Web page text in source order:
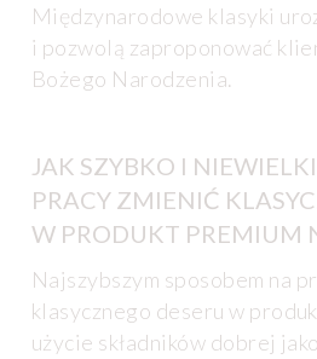
Międzynarodowe klasyki
i pozwolą zaproponować
Bożego Narodzenia.
JAK SZYBKO I
PRACY ZMIENIĆ
W PRODUKT PREMIUM
Najszybszym sposobem na
klasycznego deseru w
użycie składników dobrej